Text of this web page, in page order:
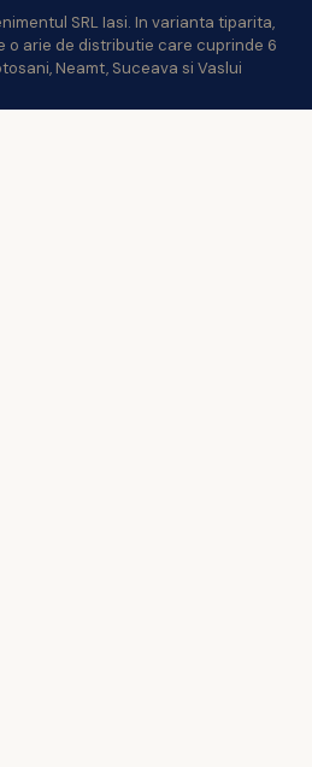
SRL Iasi. In varianta tiparita,
o arie de distributie care cuprinde 6
Neamt, Suceava si Vaslui